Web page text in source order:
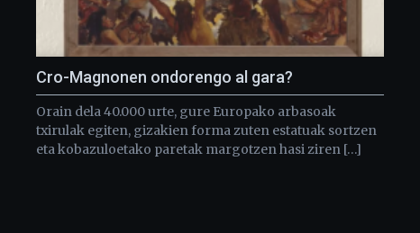
Cro-Magnonen ondorengo al gara?
Orain dela 40.000 urte, gure Europako arbasoak
txirulak egiten, gizakien forma zuten estatuak sortzen
eta kobazuloetako paretak margotzen hasi ziren […]